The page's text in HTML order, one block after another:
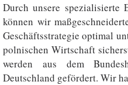
Durch unsere spezialisierte
können wir
Geschäftsstrategie optimal
polnischen Wirtschaft
werden aus dem
Deutschland gefördert. Wir